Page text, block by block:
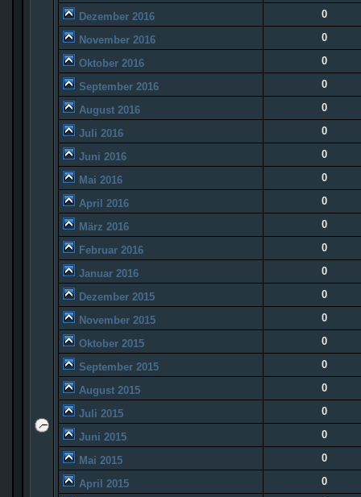
Dezember 2016 0
November 2016 0
Oktober 2016 0
September 2016 0
August 2016 0
Juli 2016 0
Juni 2016 0
Mai 2016 0
April 2016 0
März 2016 0
Februar 2016 0
Januar 2016 0
Dezember 2015 0
November 2015 0
Oktober 2015 0
September 2015 0
August 2015 0
Juli 2015 0
Juni 2015 0
Mai 2015 0
April 2015 0